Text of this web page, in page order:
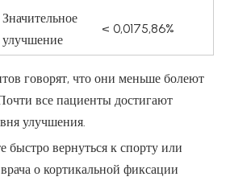
Значительное
улучшение
< 0,0175,86%
говорят, что они меньше болеют
все пациенты достигают
улучшения.
быстро вернуться к спорту или
о кортикальной фиксации